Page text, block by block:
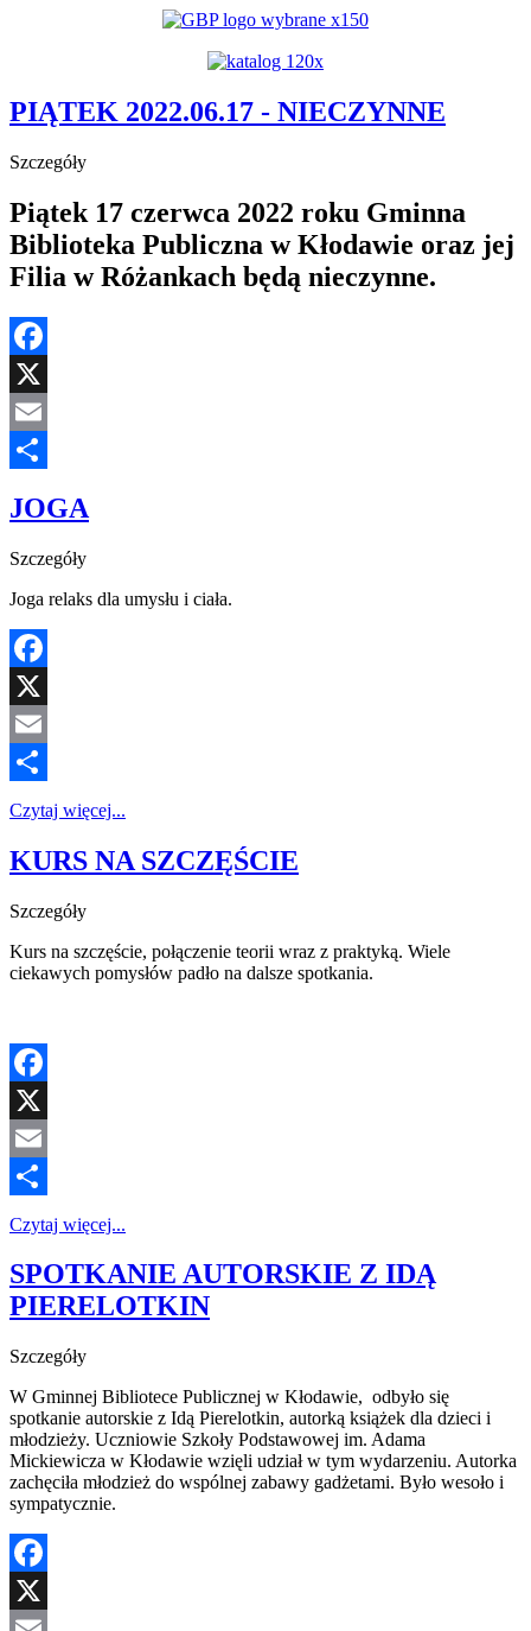
PIĄTEK 2022.06.17 - NIECZYNNE
Szczegóły
Piątek 17 czerwca 2022 roku Gminna
Biblioteka Publiczna w Kłodawie oraz jej
Filia w Różankach będą nieczynne.
Facebook
X
Email
JOGA
Szczegóły
Joga relaks dla umysłu i ciała.
Facebook
X
Email
Share
Czytaj więcej...
KURS NA SZCZĘŚCIE
Szczegóły
Kurs na szczęście, połączenie teorii wraz z praktyką. Wiele
ciekawych pomysłów padło na dalsze spotkania.
Facebook
X
Email
Share
Czytaj więcej...
SPOTKANIE AUTORSKIE Z IDĄ
PIERELOTKIN
Szczegóły
W Gminnej Bibliotece Publicznej w Kłodawie, odbyło się
spotkanie autorskie z Idą Pierelotkin, autorką książek dla dzieci i
młodzieży. Uczniowie Szkoły Podstawowej im. Adama
Mickiewicza w Kłodawie wzięli udział w tym wydarzeniu. Autorka
zachęciła młodzież do wspólnej zabawy gadżetami. Było wesoło i
sympatycznie.
Facebook